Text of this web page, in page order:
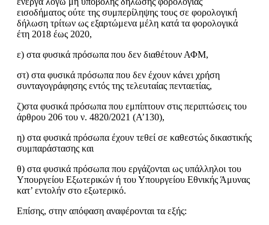
εισοδήματος ούτε της συμπερίληψης τους σε φορολογική
δήλωση τρίτων ως εξαρτώμενα μέλη κατά τα φορολογικά
έτη 2018 έως 2020,
ε) στα φυσικά πρόσωπα που δεν διαθέτουν ΑΦΜ,
στ) στα φυσικά πρόσωπα που δεν έχουν κάνει χρήση
συνταγογράφησης εντός της τελευταίας πενταετίας,
ζ)στα φυσικά πρόσωπα που εμπίπτουν στις περιπτώσεις του
άρθρου 206 του ν. 4820/2021 (Α’130),
η) στα φυσικά πρόσωπα έχουν τεθεί σε καθεστώς δικαστικής
συμπαράστασης και
θ) στα φυσικά πρόσωπα που εργάζονται ως υπάλληλοι του
Υπουργείου Εξωτερικών ή του Υπουργείου Εθνικής Άμυνας
κατ’ εντολήν στο εξωτερικό.
Επίσης, στην απόφαση αναφέρονται τα εξής: